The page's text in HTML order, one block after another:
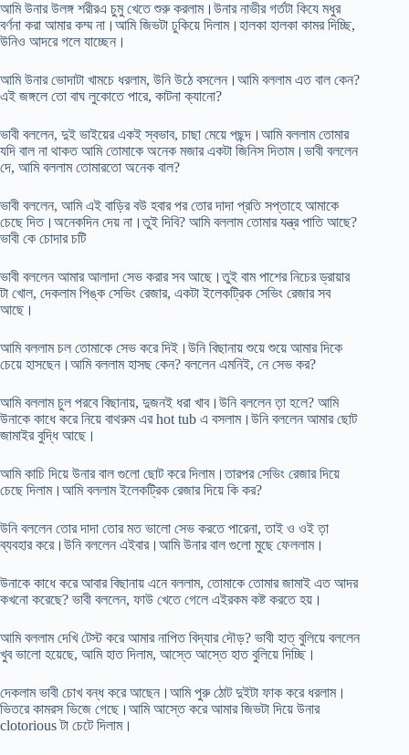
আমি উনার উলঙ্গ শরীরএ চুমু খেতে শুরু করলাম।উনার নাভীর গর্তটা কিযে মধুর
বর্ণনা করা আমার কম্ম না।আমি জিভটা ঢুকিয়ে দিলাম।হালকা হালকা কামর দিচ্ছি,
উনিও আদরে গলে যাচ্ছেন।
আমি উনার ভোদাটা খামচে ধরলাম, উনি উঠে বসলেন।আমি বললাম এত বাল কেন?
এই জঙ্গলে তো বাঘ লুকোতে পারে, কাটনা ক্যানো?
ভাবী বললেন, দুই ভাইয়ের একই স্বভাব, চাছা মেয়ে পছন্দ।আমি বললাম তোমার
যদি বাল না থাকত আমি তোমাকে অনেক মজার একটা জিনিস দিতাম।ভাবী বললেন
দে, আমি বললাম তোমারতো অনেক বাল?
ভাবী বললেন, আমি এই বাড়ির বউ হবার পর তোর দাদা প্রতি সপ্তাহে আমাকে
চেছে দিত।অনেকদিন দেয় না।তুই দিবি? আমি বললাম তোমার যন্ত্র পাতি আছে?
ভাবী কে চোদার চটি
ভাবী বললেন আমার আলাদা সেভ করার সব আছে।তুই বাম পাশের নিচের ড্রায়ার
টা খোল, দেকলাম পিঙ্ক সেভিং রেজার, একটা ইলেকট্রিক সেভিং রেজার সব
আছে।
আমি বললাম চল তোমাকে সেভ করে দিই।উনি বিছানায় শুয়ে শুয়ে আমার দিকে
চেয়ে হাসছেন।আমি বললাম হাসছ কেন? বললেন এমনিই, নে সেভ কর?
আমি বললাম চুল পরবে বিছানায়, দুজনই ধরা খাব।উনি বললেন ত়া হলে? আমি
উনাকে কাধে করে নিয়ে বাথরুম এর hot tub এ বসলাম।উনি বললেন আমার ছোট
জামাইর বুদ্ধি আছে।
আমি কাচি দিয়ে উনার বাল গুলো ছোট করে দিলাম।তারপর সেভিং রেজার দিয়ে
চেছে দিলাম।আমি বললাম ইলেকট্রিক রেজার দিয়ে কি কর?
উনি বললেন তোর দাদা তোর মত ভালো সেভ করতে পারেনা, তাই ও ওই ত়া
ব্যবহার করে।উনি বললেন এইবার।আমি উনার বাল গুলো মুছে ফেললাম।
উনাকে কাধে করে আবার বিছানায় এনে বললাম, তোমাকে তোমার জামাই এত আদর
কখনো করেছে? ভাবী বললেন, ফাউ খেতে গেলে এইরকম কষ্ট করতে হয়।
আমি বললাম দেখি টেস্ট করে আমার নাপিত বিদ্যার দৌড়? ভাবী হাত্ বুলিয়ে বললেন
খুব ভালো হয়েছে, আমি হাত দিলাম, আস্তে আস্তে হাত বুলিয়ে দিচ্ছি।
দেকলাম ভাবী চোখ বন্ধ করে আছেন।আমি পুরু ঠোট দুইটা ফাক করে ধরলাম।
ভিতরে কামরস ভিজে গেছে।আমি আস্তে করে আমার জিভটা দিয়ে উনার
clotorious টা চেটে দিলাম।